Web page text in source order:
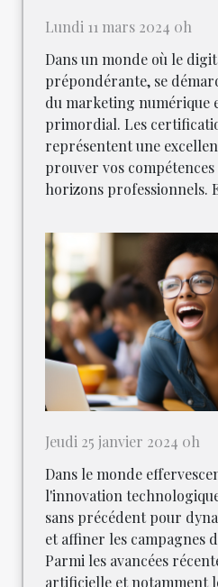
Lundi 11 mars 2024 0h
Dans un monde où le
prépondérante, se
du marketing numérique
primordial. Les
représentent une
prouver vos
horizons professionnels.
Jeudi 25 janvier 2024 0h
Dans le monde
l'innovation
sans précédent pour
et affiner les campagnes
Parmi les avancées
artificielle et notamment